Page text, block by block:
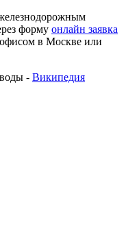
форму онлайн заявка
в Москве или
- Википедия